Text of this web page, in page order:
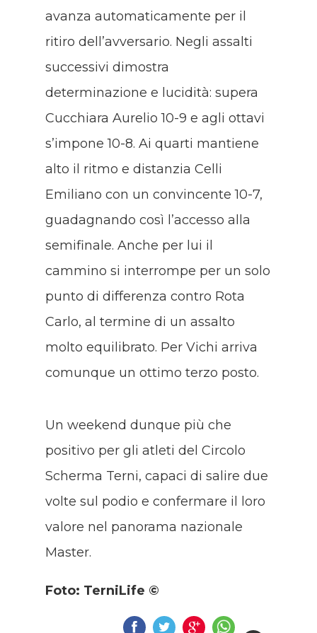
avanza automaticamente per il
ritiro dell’avversario. Negli assalti
successivi dimostra
determinazione e lucidità: supera
Cucchiara Aurelio 10-9 e agli ottavi
s’impone 10-8. Ai quarti mantiene
alto il ritmo e distanzia Celli
Emiliano con un convincente 10-7,
guadagnando così l’accesso alla
semifinale. Anche per lui il
cammino si interrompe per un solo
punto di differenza contro Rota
Carlo, al termine di un assalto
molto equilibrato. Per Vichi arriva
comunque un ottimo terzo posto.
Un weekend dunque più che
positivo per gli atleti del Circolo
Scherma Terni, capaci di salire due
volte sul podio e confermare il loro
valore nel panorama nazionale
Master.
Foto: TerniLife ©